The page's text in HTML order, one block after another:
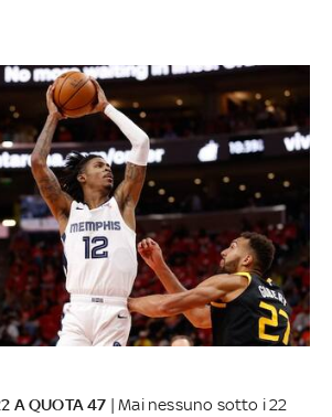
A QUOTA 47 | Mai nessuno sotto i 22